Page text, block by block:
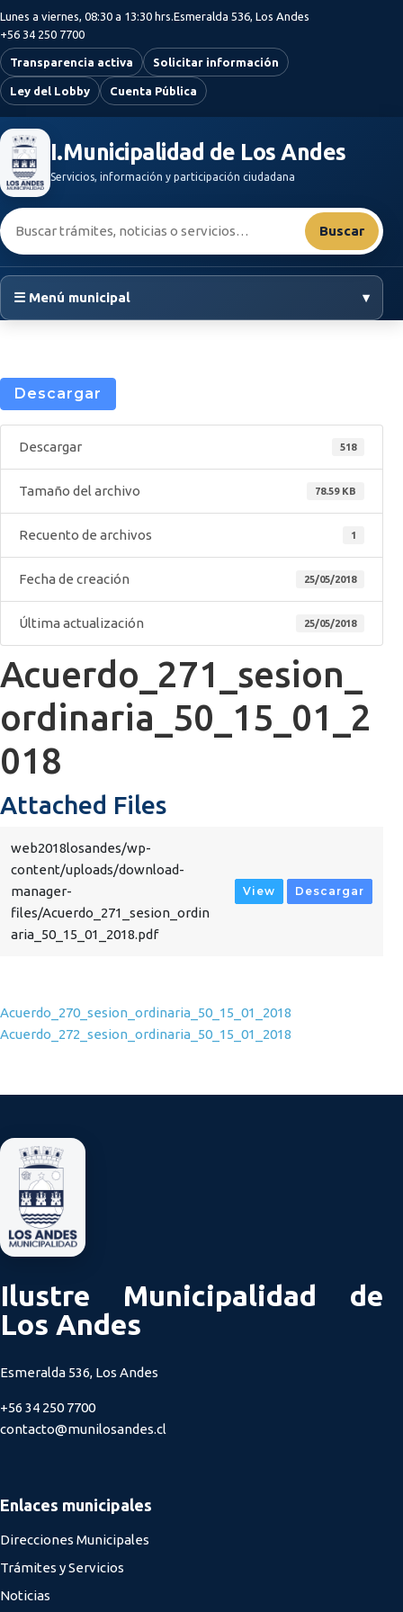
Saltar al contenido principal
Lunes a viernes, 08:30 a 13:30 hrs.Esmeralda 536, Los Andes
+56 34 250 7700
Transparencia activa Solicitar información
Ley del Lobby Cuenta Pública
I.Municipalidad de Los Andes
Servicios, información y participación ciudadana
Buscar:
Buscar
☰ Menú municipal ▾
Descargar
Descargar 518
Tamaño del archivo 78.59 KB
Recuento de archivos 1
Fecha de creación 25/05/2018
Última actualización 25/05/2018
Acuerdo_271_sesion_
ordinaria_50_15_01_2
018
Attached Files
web2018losandes/wp-
content/uploads/download-
manager-
files/Acuerdo_271_sesion_ordin
aria_50_15_01_2018.pdf
View Descargar
Navegación de entradas
Acuerdo_270_sesion_ordinaria_50_15_01_2018
Acuerdo_272_sesion_ordinaria_50_15_01_2018
Ilustre Municipalidad de
Los Andes
Esmeralda 536, Los Andes
+56 34 250 7700
contacto@munilosandes.cl
Enlaces municipales
Direcciones Municipales
Trámites y Servicios
Noticias